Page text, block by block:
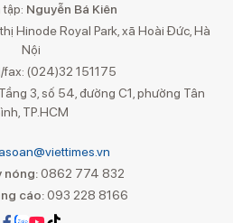
tập: Nguyễn Bá Kiên
Hinode Royal Park, xã Hoài Đức, Hà
Nội
(024)32 151175
3, số 54, đường C1, phường Tân
TP.HCM
nóng: 0862 774 832
cáo:093 228 8166